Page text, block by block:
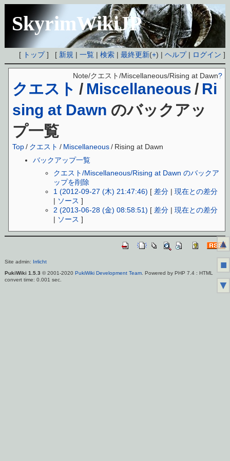
SkyrimWikiJP
[ トップ] [ 新規 |一覧 |検索 |最終更新(+) |ヘルプ| ログイン ]
クエスト / Miscellaneous / Ri
sing at Dawn のバックアッ
プ一覧
Note/クエスト/Miscellaneous/Rising at Dawn?
Top / クエスト / Miscellaneous/ Rising at Dawn
バックアップ一覧
クエスト/Miscellaneous/Rising at Dawn のバックア
ップを削除
1 (2012-09-27 (木) 21:47:46) [ 差分 |現在との差分
| ソース ]
2 (2013-06-28 (金) 08:58:51) [ 差分 |現在との差分
| ソース ]
Site admin: Irrlicht
PukiWiki 1.5.3 © 2001-2020 PukiWiki Development Team. Powered by PHP 7.4 : HTML
convert time: 0.001 sec.
▲
■
▼